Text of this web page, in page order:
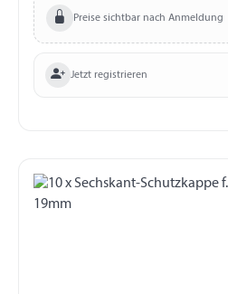
Preise sichtbar nach Anmeldung
Jetzt registrieren